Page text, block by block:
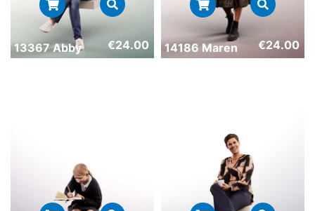
13367 Abby €24.00 14186 Maren €24.00